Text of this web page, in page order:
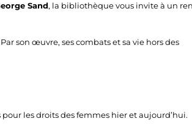
Sand, la bibliothèque vous invite à un
son œuvre, ses combats et sa vie hors des
les droits des femmes hier et aujourd’hui.